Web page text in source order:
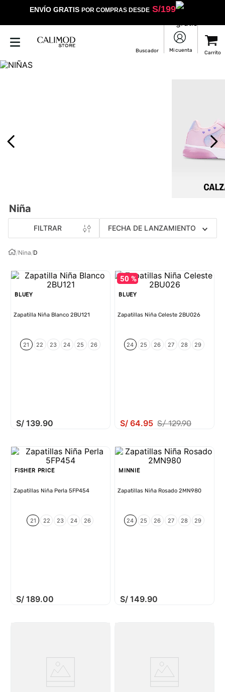
ENVÍO GRATIS POR COMPRAS DESDES/199
Niña
FILTRAR FECHA DE LANZAMIENTO
/Nina/D
BLUEY
Zapatilla Niña Blanco 2BU121
21 22 23 24 25 26
S/ 139.90
50 %
BLUEY
Zapatillas Niña Celeste 2BU026
24 25 26 27 28 29
S/ 64.95 S/ 129.90
FISHER PRICE
Zapatillas Niña Perla 5FP454
21 22 23 24 26
S/ 189.00
MINNIE
Zapatillas Niña Rosado 2MN980
24 25 26 27 28 29
S/ 149.90